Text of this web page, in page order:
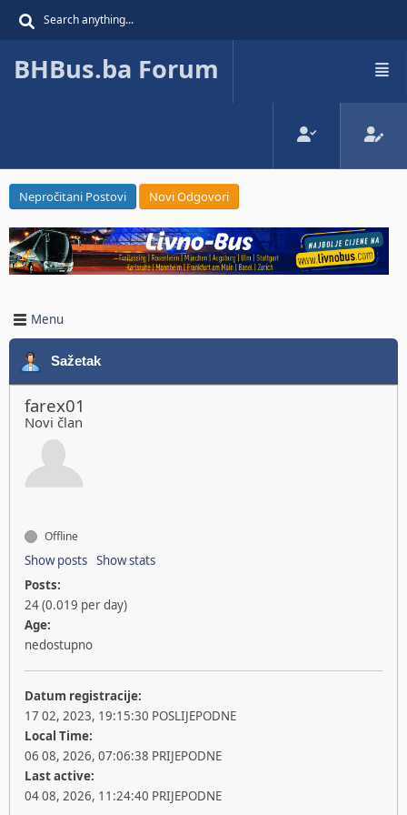
BHBus.ba Forum
Nepročitani Postovi Novi Odgovori
Menu
Sažetak
farex01
Novi član
Offline
Show posts Show stats
Posts:
24 (0.019 per day)
Age:
nedostupno
Datum registracije:
17 02, 2023, 19:15:30 POSLIJEPODNE
Local Time:
06 08, 2026, 07:06:38 PRIJEPODNE
Last active:
04 08, 2026, 11:24:40 PRIJEPODNE